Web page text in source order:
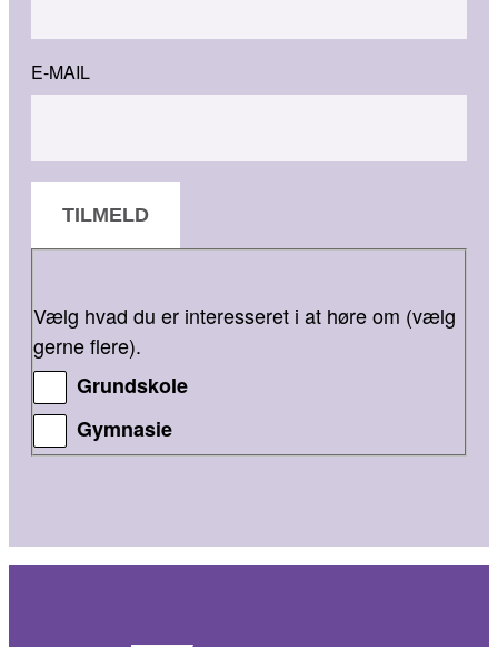
E-MAIL
TILMELD
Vælg hvad du er interesseret i at høre om (vælg
gerne flere).
Grundskole
Gymnasie